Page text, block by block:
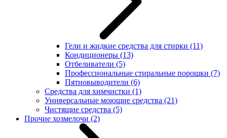
Гели и жидкие средства для стирки (11)
Кондиционеры (13)
Отбеливатели (5)
Профессиональные стиральные порошки (7)
Пятновыводители (6)
Средства для химчистки (1)
Универсальные моющие средства (21)
Чистящие средства (5)
Прочие хозмелочи (2)